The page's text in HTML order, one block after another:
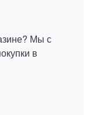
Мы с
в